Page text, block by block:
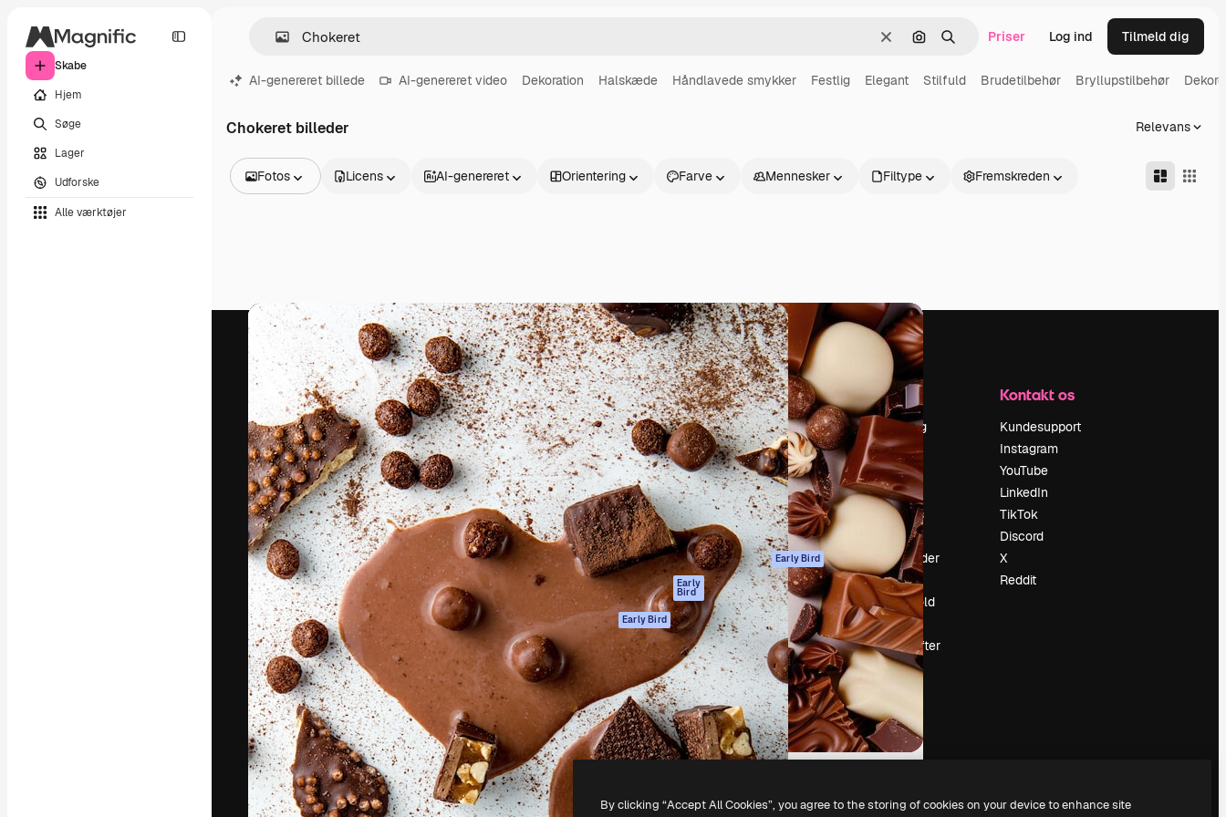
Skabe
Hjem
Søge
Lager
Udforske
Alle værktøjer
Klar Søg efter billede
Søge Priser Log ind Tilmeld dig
AI-genereret billede AI-genereret video Dekoration Halskæde Håndlavede smykker Festlig Elegant Stilfuld Brudetilbehør Bryllupstilbehør
Chokeret billeder Relevans
Fotos
Videoer
Optagelser
Motion graphics
Videoskabeloner
Ikoner
3D modeller
Skrifttyper
Licens AI-genereret Orientering Farve Mennesker Filtype Fremskreden
Den kreative platform til at skabe dit bedste
arbejde. Over 1 million abonnenter – fra
kreative og virksomheder til bureauer og
studier.
Dansk
Produkter
Spaces
AI-assistent
AI-billedgenerator
AI-videogenerator
AI-
stemmegenerator
Stockindhold
MCP til
Claude/ChatGPT
Early
Bird
Agenter Early Bird
API
Mobilapp
Alle Magnific
værktøjer
Kom godt i
gang
Academy
Dokumentation
Support
Vilkår for brug
Privatlivspolitik
Originaler Early Bird
Cookies politik
Tillidscenter
Partnere
Virksomhed
Firma
Prissætning
Om os
Reviews
Karriere
Søgetrends
Begivenheder
Slidesgo
Sælg indhold
Presserum
Leder du efter
magnific.ai
Kontakt os
Kundesupport
Instagram
YouTube
LinkedIn
TikTok
Discord
X
Reddit
Copyright © 2010-2026Freepik Company S.L.U.Alle rettigheder forbeholdes.
By clicking “Accept All Cookies”, you agree to the storing of cookies on your device to enhance site